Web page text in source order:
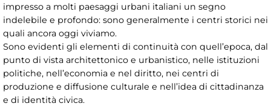
impresso a molti paesaggi urbani italiani un segno
indelebile e profondo: sono generalmente i centri storici nei
quali ancora oggi viviamo.
Sono evidenti gli elementi di continuità con quell’epoca, dal
punto di vista architettonico e urbanistico, nelle istituzioni
politiche, nell’economia e nel diritto, nei centri di
produzione e diffusione culturale e nell’idea di cittadinanza
e di identità civica.